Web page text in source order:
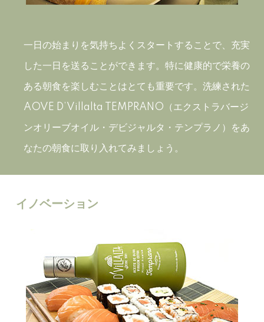
一日の始まりを気持ちよくスタートすることで、充実
した一日を送ることができます。特に健康的で栄養の
ある朝食を楽しむことはとても重要です。洗練された
AOVE D’Villalta TEMPRANO（エクストラバージ
ンオリーブオイル・デビジャルタ・テンプラノ）をあ
なたの朝食に取り入れてみましょう。
イノベーション